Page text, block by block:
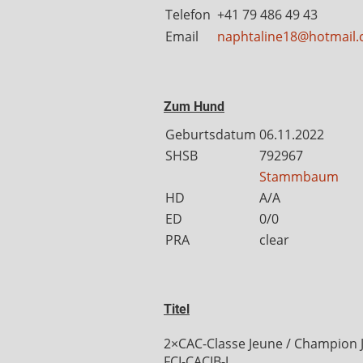
Telefon +41 79 486 49 43
Email
Zum Hund
Geburtsdatum 06.11.2022
SHSB
792967
Stammbaum
HD
A/A
ED
0/0
PRA
clear
Titel
2×CAC-Classe Jeune / Champion